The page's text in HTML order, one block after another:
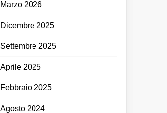
Marzo 2026
Dicembre 2025
Settembre 2025
Aprile 2025
Febbraio 2025
Agosto 2024